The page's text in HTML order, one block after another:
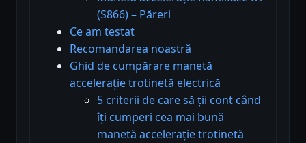
(S866) – Păreri
Ce am testat
Recomandarea noastră
Ghid de cumpărare manetă
accelerație trotinetă electrică
5 criterii de care să ții cont când
îți cumperi cea mai bună
manetă accelerație trotinetă